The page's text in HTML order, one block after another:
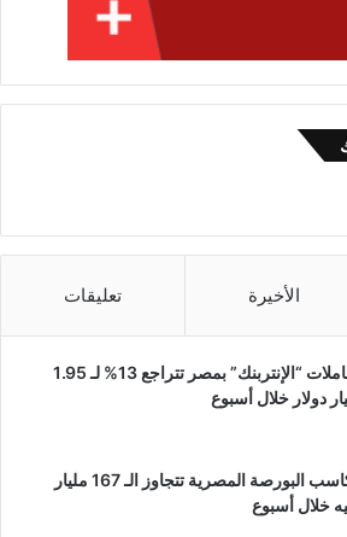
الأخيرة تعليقات
معاملات “الإنتربنك” بمصر تتراجع 13% لـ 1.95
دولار خلال أسبوع
مكاسب البورصة المصرية تتجاوز الـ 167 مليار
خلال أسبوع